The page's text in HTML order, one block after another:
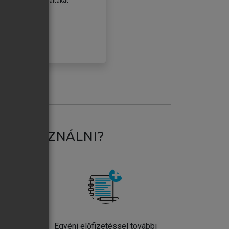
HASZNÁLNI?
Egyéni előfizetéssel további